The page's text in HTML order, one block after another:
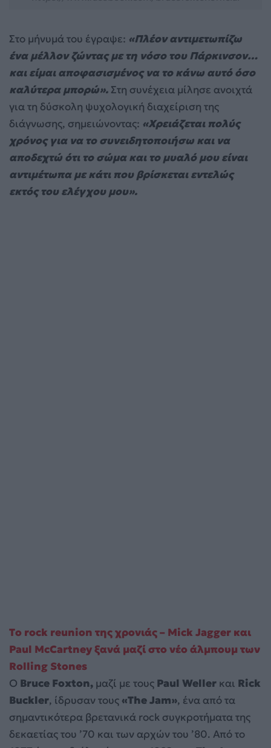
Στο μήνυμά του έγραψε: «Πλέον αντιμετωπίζω
ένα μέλλον ζώντας με τη νόσο του Πάρκινσον…
και είμαι αποφασισμένος να το κάνω αυτό όσο
καλύτερα μπορώ». Στη συνέχεια μίλησε ανοιχτά
για τη δύσκολη ψυχολογική διαχείριση της
διάγνωσης, σημειώνοντας: «Χρειάζεται πολύς
χρόνος για να το συνειδητοποιήσω και να
αποδεχτώ ότι το σώμα και το μυαλό μου είναι
αντιμέτωπα με κάτι που βρίσκεται εντελώς
εκτός του ελέγχου μου».
Tο rock reunion της χρονιάς – Mick Jagger και
Paul McCartney ξανά μαζί στο νέο άλμπουμ των
Rolling Stones
Ο Bruce Foxton, μαζί με τους Paul Weller και Rick
Buckler, ίδρυσαν τους«The Jam», ένα από τα
σημαντικότερα βρετανικά rock συγκροτήματα της
δεκαετίας του ’70 και των αρχών του ’80. Από το